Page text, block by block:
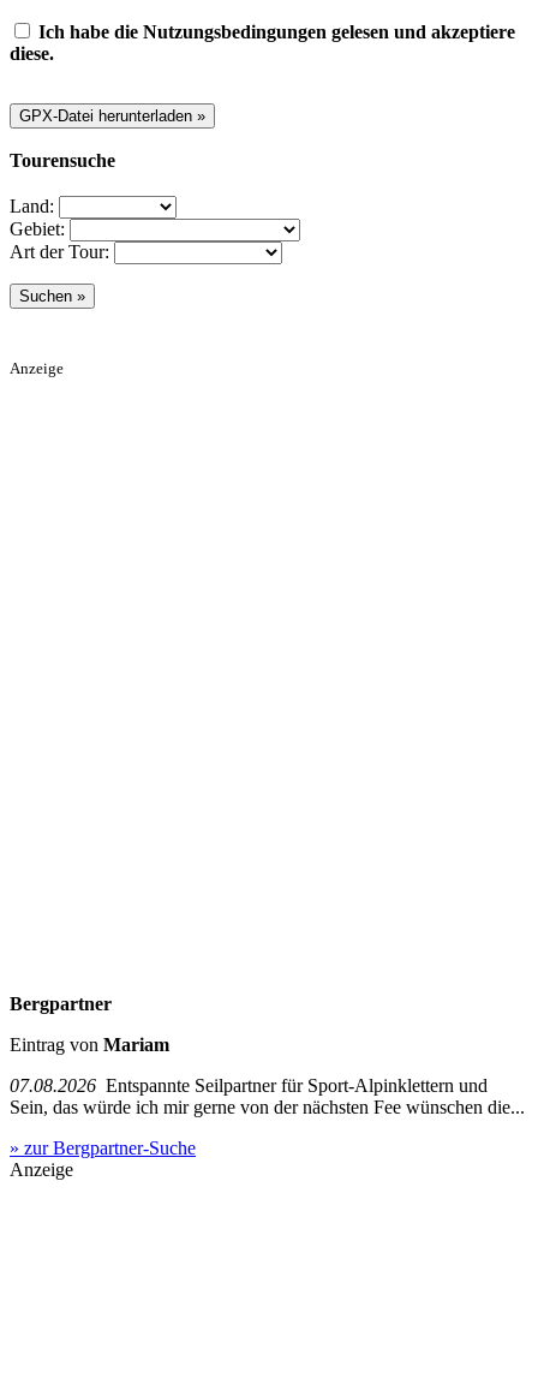
Ich habe die Nutzungsbedingungen gelesen und akzeptiere
diese.
Tourensuche
Land:
Gebiet:
Art der Tour:
Anzeige
Bergpartner
Eintrag von Mariam
07.08.2026 Entspannte Seilpartner für Sport-Alpinklettern und
Sein, das würde ich mir gerne von der nächsten Fee wünschen die...
» zur Bergpartner-Suche
Anzeige